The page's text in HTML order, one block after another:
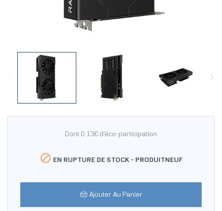
Dont 0.13€ d'éco-participation
 EN RUPTURE DE STOCK - PRODUITNEUF
Ajouter Au Panier